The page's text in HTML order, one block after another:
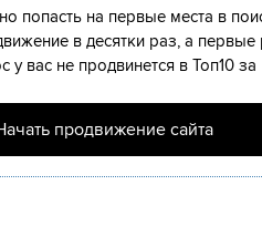
попасть на первые места в
в десятки раз, а
у вас не продвинется в Топ10
продвижение сайта